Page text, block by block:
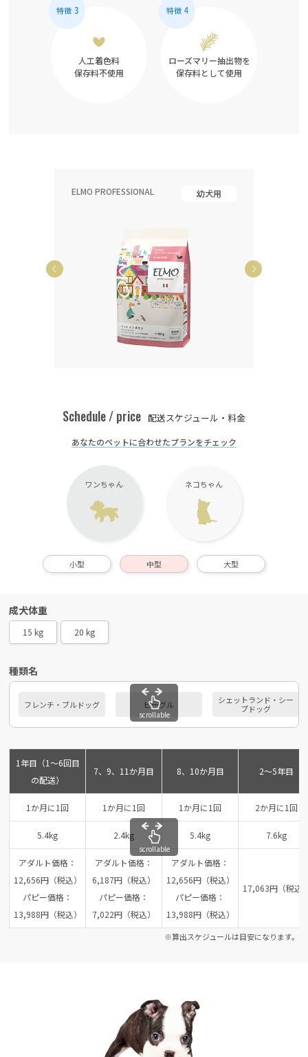
人工着色料
保存料不使用
ローズマリー抽出物を
保存料として使用
ELMO PROFESSIONAL 幼犬用
Schedule / price 配送スケジュール・料金
あなたのペットに合わせたプランをチェック
ワンちゃん ネコちゃん
小型 中型 大型
成犬体重
15 kg 20 kg
種類名
フレンチ・ブルドッグ ビーグル
シェットランド・シー
プドッグ
scrollable
1年目（1～6回目
の配送）
7、9、11か月目 8、10か月目 2～5年目
1か月に1回 1か月に1回 1か月に1回 2か月に1回
5.4kg 2.4kg 5.4kg 7.6kg
アダルト価格：
12,656円（税込）
パピー価格：
13,988円（税込）
アダルト価格：
6,187円（税込）
パピー価格：
7,022円（税込）
アダルト価格：
12,656円（税込）
パピー価格：
13,988円（税込）
17,063円（税込
scrollable
※算出スケジュールは目安になります。